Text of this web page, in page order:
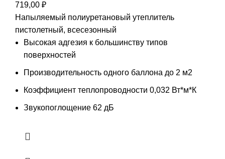
719,00 ₽
Напыляемый полиуретановый утеплитель
пистолетный, всесезонный
Высокая адгезия к большинству типов
поверхностей
Производительность одного баллона до 2 м2
Коэффициент теплопроводности 0,032 Вт*м*К
Звукопоглощение 62 дБ